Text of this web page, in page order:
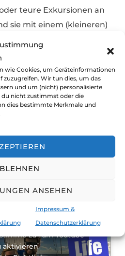
wie Cookies, um Geräteinformationen
zuzugreifen. Wir tun dies, um das
und um (nicht) personalisierte
du nicht zustimmst oder die
dies bestimmte Merkmale und
ANSEHEN
Impressum &
Datenschutzerklärung
teure Exkursionen an
sie mit einem (kleineren)
offensichtlich in
vorm Loslegen
das sie gemeinsam selbst
können.
Vergleich, den die
Videos, in dem sie
eingehen, wie sie ihre
in Englisch):
zu", um Youtube
aktivieren
Seite gut? Bitte